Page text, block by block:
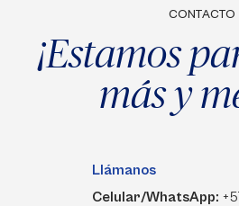
CONTACTO
¡Estamos
más y
Llámanos
Celular/WhatsApp: